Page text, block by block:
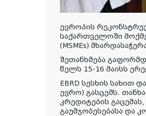
ევროპის
საქართველოში
(MSMEs)
შეთანხმება
წელს 15-16 მაისს
EBRD სესხის
ევრო) გასცემს.
კრედიტების
გაუმჯობესებასა და